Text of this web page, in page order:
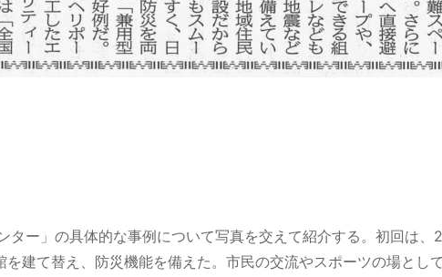
ター」の具体的な事例について写真を交えて紹介する。初回は
建て替え、防災機能を備えた。市民の交流やスポーツの場とし